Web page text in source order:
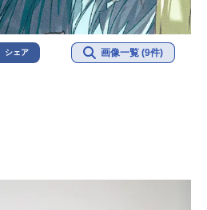
シェア 画像一覧 (9件)